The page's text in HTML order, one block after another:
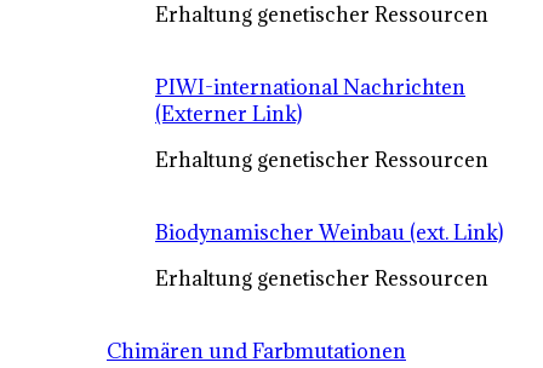
Erhaltung genetischer Ressourcen
PIWI-international Nachrichten
(Externer Link)
Erhaltung genetischer Ressourcen
Biodynamischer Weinbau (ext. Link)
Erhaltung genetischer Ressourcen
Chimären und Farbmutationen